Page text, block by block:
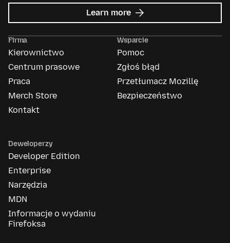
Learn more about
Mozilla
Firma
Kierownictwo
Centrum prasowe
Praca
Merch Store
Kontakt
Wsparcie
Pomoc
Zgłoś błąd
Przetłumacz Mozillę
Bezpieczeństwo
Deweloperzy
Developer Edition
Enterprise
Narzędzia
MDN
Informacje o wydaniu
Firefoksa